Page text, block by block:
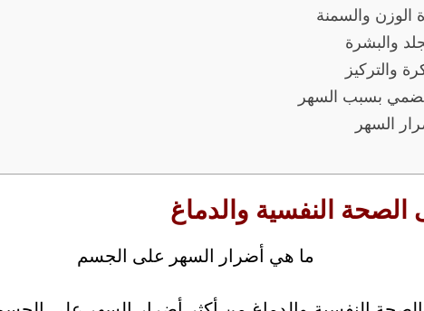
الوزن والسمنة
والبشرة
والتركيز
بسبب السهر
السهر
الصحة النفسية والدماغ